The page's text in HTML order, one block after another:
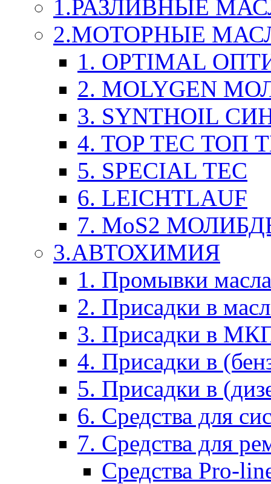
1.РАЗЛИВНЫЕ
2.МОТОРНЫЕ
1. OPTIMAL
2. MOLYGEN
3. SYNTHOIL
4. TOP TEC ТОП
5. SPECIAL TEC
6. LEICHTLAUF
7. MoS2
3.АВТОХИМИЯ
1. Промывки масла
2. Присадки в
3. Присадки в
4. Присадки в
5. Присадки в
6. Средства для
7. Средства для
Средства Pro-